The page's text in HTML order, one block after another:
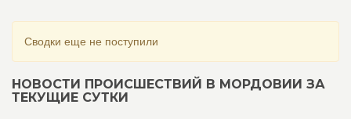
Сводки еще не поступили
НОВОСТИ ПРОИСШЕСТВИЙ В МОРДОВИИ ЗА
ТЕКУЩИЕ СУТКИ